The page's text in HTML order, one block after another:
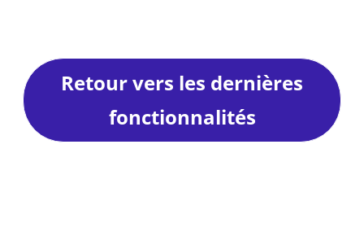
Retour vers les dernières
fonctionnalités